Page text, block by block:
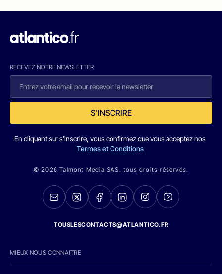
RECEVEZ NOTRE NEWSLETTER
S'INSCRIRE
En cliquant sur s'inscrire, vous confirmez que vous acceptez nos
Termes et Conditions
© 2026 Talmont Media SAS. tous droits réservés.
TOUSLESCONTACTS@ATLANTICO.FR
MIEUX NOUS CONNAITRE